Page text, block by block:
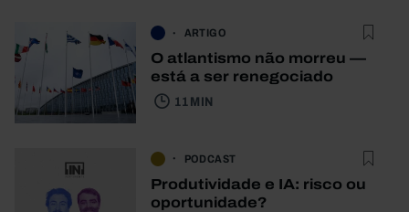
ARTIGO
O atlantismo não morreu —
está a ser renegociado
11 MIN
PODCAST
Produtividade e IA: risco ou
oportunidade?